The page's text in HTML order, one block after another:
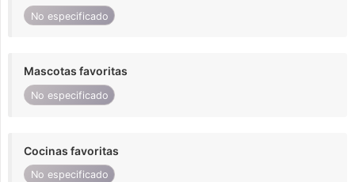
No especificado
Mascotas favoritas
No especificado
Cocinas favoritas
No especificado